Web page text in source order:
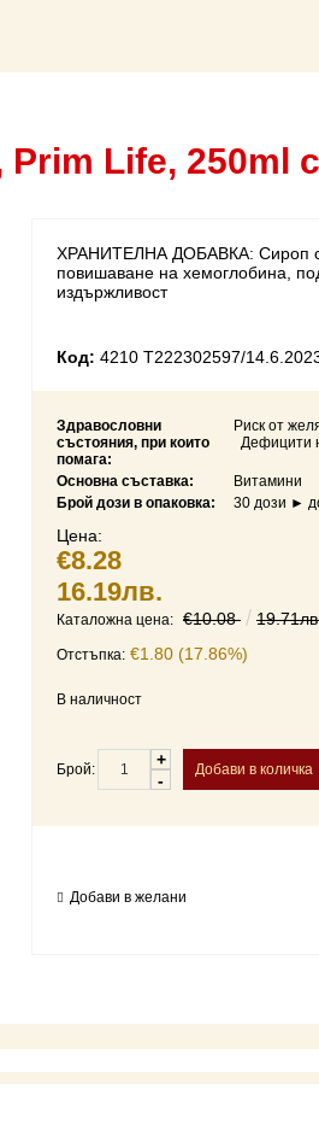
Life, 250ml
ХРАНИТЕЛНА ДОБАВКА: Сироп
повишаване на хемоглобина,
издържливост
Код: 4210 Т222302597/
Здравословни
състояния, при които
помага:
Риск от
Дефицити
Основна съставка: Витамини
Брой дози в опаковка:
30 дози ►
Цена:
€8.28
16.19лв.
Каталожна цена: €10.08
Отстъпка: €1.80 (17.86%)
В наличност
Брой:
+
-
Добави в желани